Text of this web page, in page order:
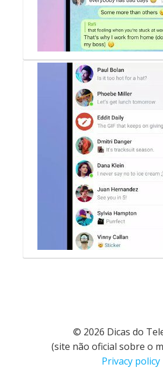
© 2026 Dicas do
(site não oficial sobre o
Privacy policy